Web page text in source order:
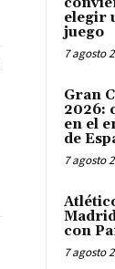
elegir
juego
7 agosto
Gran
2026:
en el
de
7 agosto
con
7 agosto